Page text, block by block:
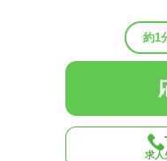
約1
求人